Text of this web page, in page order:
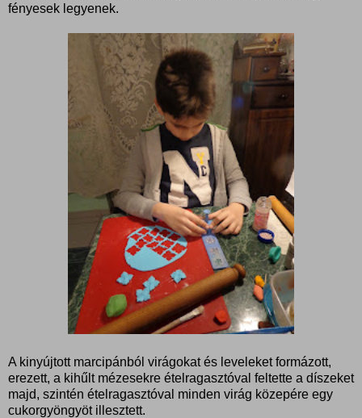
fényesek legyenek.
A kinyújtott marcipánból virágokat és leveleket formázott,
erezett, a kihűlt mézesekre ételragasztóval feltette a díszeket
majd, szintén ételragasztóval minden virág közepére egy
cukorgyöngyöt illesztett.